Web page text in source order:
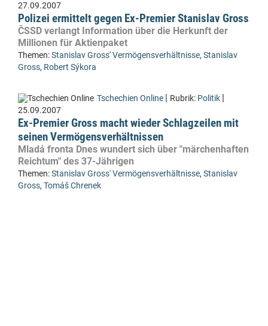
27.09.2007
Polizei ermittelt gegen Ex-Premier Stanislav Gross
ČSSD verlangt Information über die Herkunft der
Millionen für Aktienpaket
Themen:Stanislav Gross' Vermögensverhältnisse, Stanislav
Gross, Robert Sýkora
Tschechien Online | Rubrik: Politik |
25.09.2007
Ex-Premier Gross macht wieder Schlagzeilen mit
seinen Vermögensverhältnissen
Mladá fronta Dnes wundert sich über "märchenhaften
Reichtum" des 37-Jährigen
Themen:Stanislav Gross' Vermögensverhältnisse, Stanislav
Gross, Tomáš Chrenek